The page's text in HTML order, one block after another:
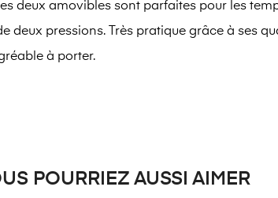
deux amovibles sont parfaites pour les
deux pressions. Très pratique grâce à ses
à porter.
POURRIEZ AUSSI AIMER